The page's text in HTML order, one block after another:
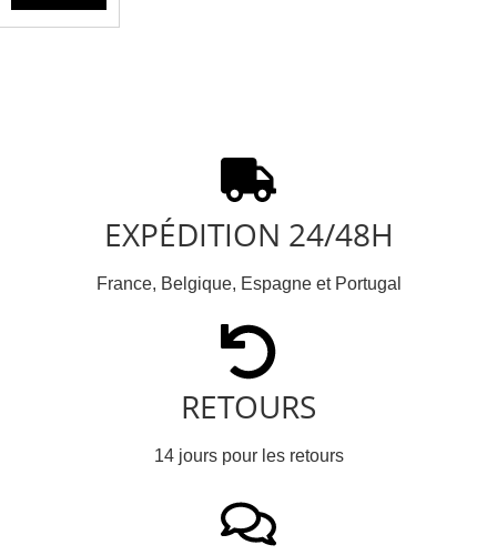
EXPÉDITION 24/48H
France, Belgique, Espagne et Portugal
RETOURS
14 jours pour les retours